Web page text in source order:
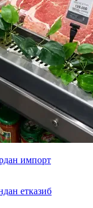
импорт
етказиб